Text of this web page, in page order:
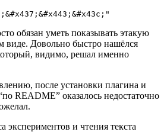
обязан уметь показывать этакую
виде. Довольно быстро нашёлся
видимо, решал именно
после установки плагина и
README” оказалось недостаточно
экспериментов и чтения текста